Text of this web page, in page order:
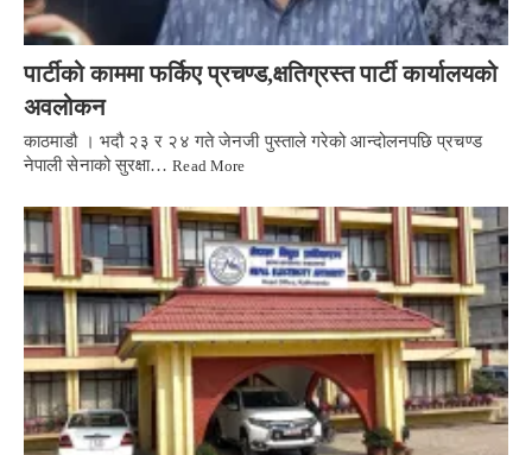
पार्टीको काममा फर्किए प्रचण्ड,क्षतिग्रस्त पार्टी कार्यालयको
अवलोकन
काठमाडौ । भदौ २३ र २४ गते जेनजी पुस्ताले गरेको आन्दोलनपछि प्रचण्ड
नेपाली सेनाको सुरक्षा…Read More